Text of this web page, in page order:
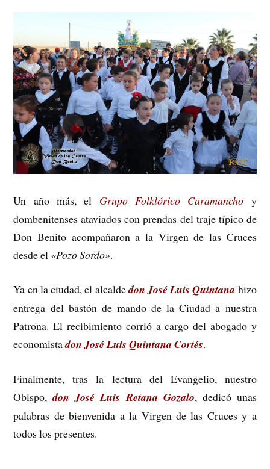
Un año más, el Grupo Folklórico Caramancho y
dombenitenses ataviados con prendas del traje típico de
Don Benito acompañaron a la Virgen de las Cruces
desde el «Pozo Sordo».
Ya en la ciudad, el alcaldedon José Luis Quintana hizo
entrega del bastón de mando de la Ciudad a nuestra
Patrona. El recibimiento corrió a cargo del abogado y
economistadon José Luis Quintana Cortés.
Finalmente, tras la lectura del Evangelio, nuestro
Obispo,don José Luis Retana Gozalo, dedicó unas
palabras de bienvenida a la Virgen de las Cruces y a
todos los presentes.